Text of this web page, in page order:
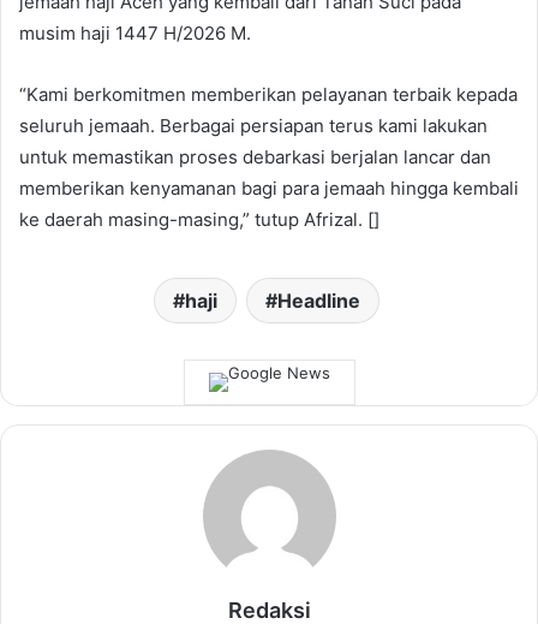
musim haji 1447 H/2026 M.
“Kami berkomitmen memberikan pelayanan terbaik kepada
seluruh jemaah. Berbagai persiapan terus kami lakukan
untuk memastikan proses debarkasi berjalan lancar dan
memberikan kenyamanan bagi para jemaah hingga kembali
ke daerah masing-masing,” tutup Afrizal. []
haji Headline
Redaksi